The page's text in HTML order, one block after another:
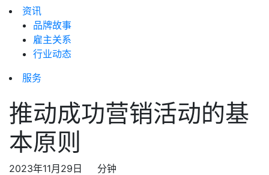
资讯
品牌故事
雇主关系
行业动态
服务
推动成功营销活动的基
本原则
2023年11月29日 分钟